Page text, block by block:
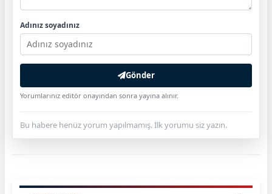
Adınız soyadınız
Gönder
Yorumlarınız editör onayından sonra yayına alınır.
Bu habere henüz yorum yapılmamış. İlk yorumu siz yazın.